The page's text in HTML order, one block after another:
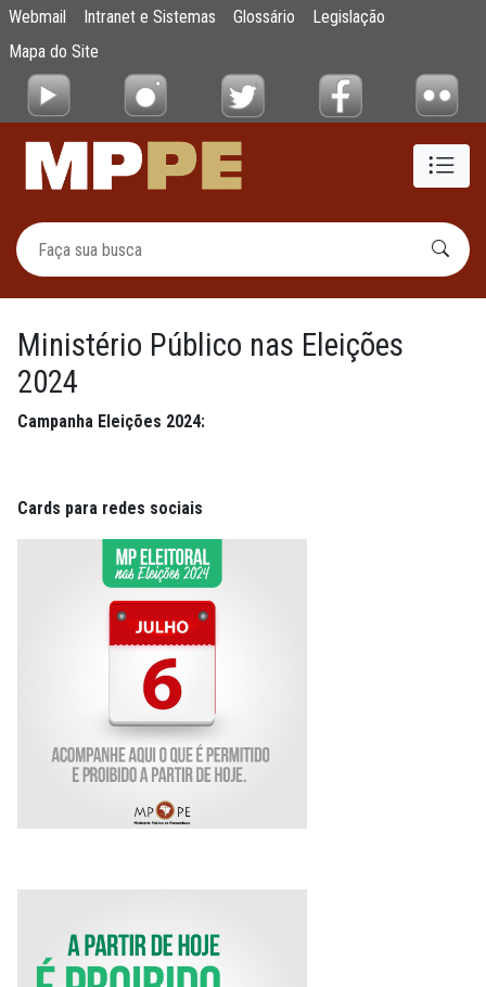
Pular para o Conteúdo principal
Ministério Público nas Eleições 2024
Webmail Intranet e Sistemas Glossário
Legislação
Mapa do Site
Ministério Público nas Eleições
2024
Campanha Eleições 2024:
Cards para redes sociais